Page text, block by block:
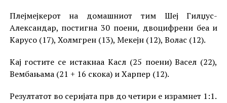
Плејмејкерот на домашниот тим Шеј Гилџус-
Александар, постигна 30 поени, двоцифрени беа и
Карусо (17), Холмгрен (13), Мекејн (12), Волас (12).
Кај гостите се истакнаа Касл (25 поени) Васел (22),
Вембањама (21 + 16 скока) и Харпер (12).
Резултатот во серијата прв до четири е израмнет 1:1.